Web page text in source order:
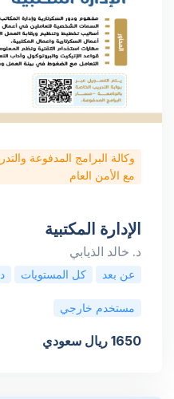
وكالة البرامج المدفوعة
مع الأمن العام
الإدارة المكتبية
د. خالد الذيابي
عن بعد كل المستويات
مستخدم خارجي
1650 ريال سعودي